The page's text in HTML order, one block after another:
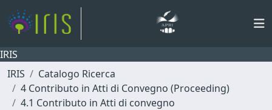
IRIS
IRIS
Catalogo Ricerca
4 Contributo in Atti di Convegno (Proceeding)
4.1 Contributo in Atti di convegno